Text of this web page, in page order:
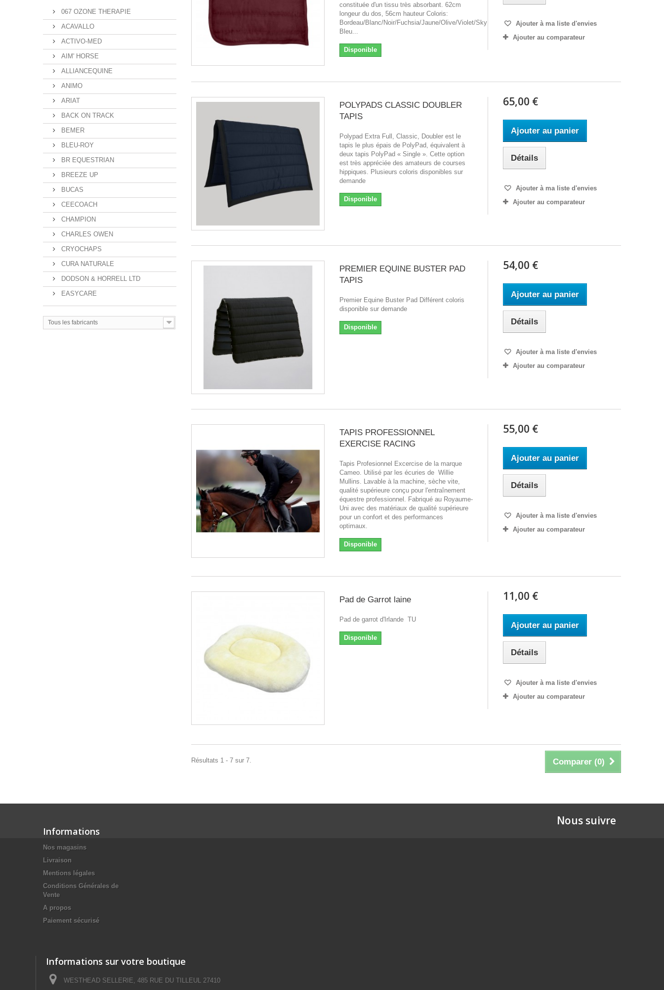
067 OZONE THERAPIE
ACAVALLO
ACTIVO-MED
AIM' HORSE
ALLIANCEQUINE
ANIMO
ARIAT
BACK ON TRACK
BEMER
BLEU-ROY
BR EQUESTRIAN
BREEZE UP
BUCAS
CEECOACH
CHAMPION
CHARLES OWEN
CRYOCHAPS
CURA NATURALE
DODSON & HORRELL LTD
EASYCARE
Tous les fabricants
constituée d'un tissu très absorbant. 62cm
longeur du dos, 56cm hauteur Coloris:
Bordeau/Blanc/Noir/Fuchsia/Jaune/Olive/Violet/Sky
Bleu...
Disponible
Ajouter à ma liste d'envies
Ajouter au comparateur
POLYPADS CLASSIC DOUBLER
TAPIS
Polypad Extra Full, Classic, Doubler est le
tapis le plus épais de PolyPad, équivalent à
deux tapis PolyPad « Single ». Cette option
est très appréciée des amateurs de courses
hippiques. Plusieurs coloris disponibles sur
demande
Disponible
65,00 €
Ajouter au panier
Détails
Ajouter à ma liste d'envies
Ajouter au comparateur
PREMIER EQUINE BUSTER PAD
TAPIS
Premier Equine Buster Pad Différent coloris
disponible sur demande
Disponible
54,00 €
Ajouter au panier
Détails
Ajouter à ma liste d'envies
Ajouter au comparateur
TAPIS PROFESSIONNEL
EXERCISE RACING
Tapis Profesionnel Excercise de la marque
Cameo. Utilisé par les écuries de Willie
Mullins. Lavable à la machine, sèche vite,
qualité supérieure conçu pour l'entraînement
équestre professionnel. Fabriqué au Royaume-
Uni avec des matériaux de qualité supérieure
pour un confort et des performances
optimaux.
Disponible
55,00 €
Ajouter au panier
Détails
Ajouter à ma liste d'envies
Ajouter au comparateur
Pad de Garrot laine
Pad de garrot d'Irlande TU
Disponible
11,00 €
Ajouter au panier
Détails
Ajouter à ma liste d'envies
Ajouter au comparateur
Comparer (0)
Résultats 1 - 7 sur 7.
Informations
Nos magasins
Livraison
Mentions légales
Conditions Générales de
Vente
A propos
Paiement sécurisé
Nous suivre
Informations sur votre boutique
WESTHEAD SELLERIE, 485 RUE DU TILLEUL 27410